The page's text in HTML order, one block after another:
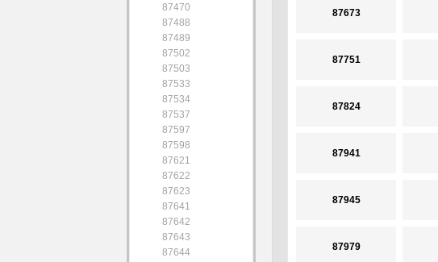
87673
87751
87824
87941
87945
87979
87470
87488
87489
87502
87503
87533
87534
87537
87597
87598
87621
87622
87623
87641
87642
87643
87644